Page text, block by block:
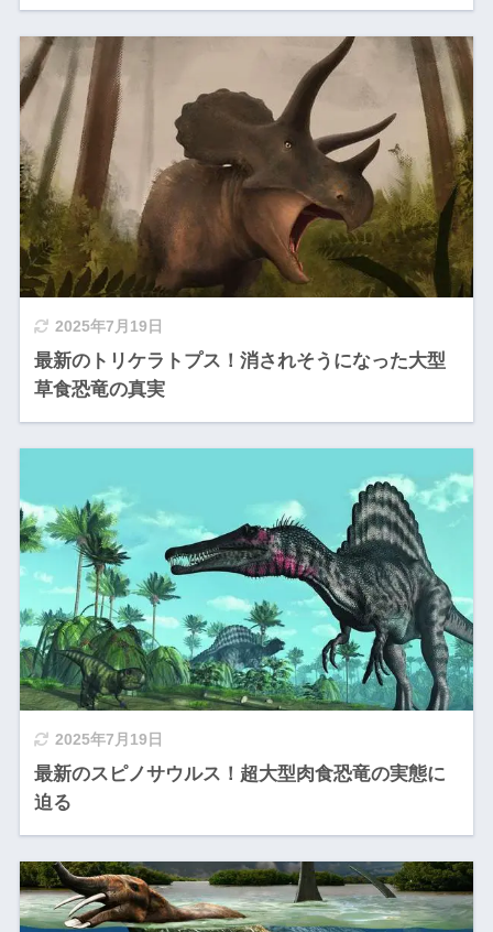
2025年7月19日
最新のトリケラトプス！消されそうになった大型
草食恐竜の真実
2025年7月19日
最新のスピノサウルス！超大型肉食恐竜の実態に
迫る